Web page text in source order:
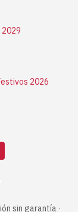
2029
2026
sin garantía ·